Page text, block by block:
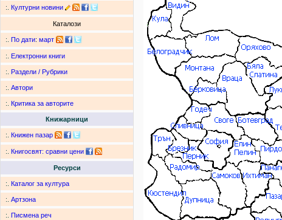
:. Културни новини
Каталози
:. По дати: март
:. Електронни книги
:. Раздели / Рубрики
:. Автори
:. Критика за авторите
Книжарници
:. Книжен пазар
:. Книгосвят: сравни цени
Ресурси
:. Каталог за култура
:. Артзона
:. Писмена реч